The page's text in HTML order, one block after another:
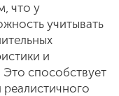
что у
учитывать
и
Это способствует